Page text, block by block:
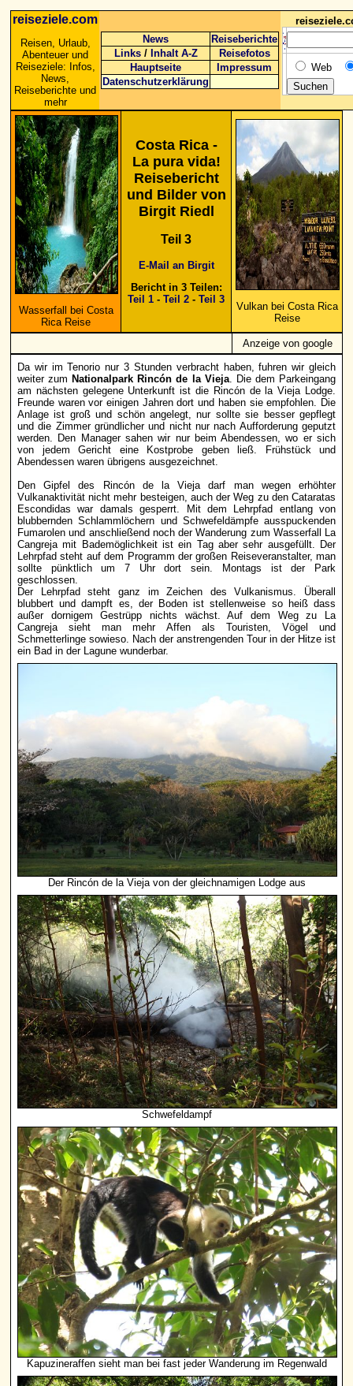
reiseziele.com
Reisen, Urlaub,
Abenteuer und
Reiseziele: Infos,
News,
Reiseberichte und
mehr
News
Reiseberichte
Links / Inhalt A-Z
Reisefotos
Hauptseite
Impressum
Datenschutzerklärung
Web
Wasserfall bei Costa
Rica Reise
Costa Rica -
La pura vida!
Reisebericht
und Bilder von
Birgit Riedl
Teil 3
E-Mail an Birgit
Bericht in 3 Teilen:
Teil 1 - Teil 2 - Teil 3
Vulkan bei Costa Rica
Reise
Anzeige von google
Da wir im Tenorio nur 3 Stunden verbracht haben, fuhren wir gleich
weiter zum Nationalpark Rincón de la Vieja. Die dem Parkeingang
am nächsten gelegene Unterkunft ist die Rincón de la Vieja Lodge.
Freunde waren vor einigen Jahren dort und haben sie empfohlen. Die
Anlage ist groß und schön angelegt, nur sollte sie besser gepflegt
und die Zimmer gründlicher und nicht nur nach Aufforderung geputzt
werden. Den Manager sahen wir nur beim Abendessen, wo er sich
von jedem Gericht eine Kostprobe geben ließ. Frühstück und
Abendessen waren übrigens ausgezeichnet.
Den Gipfel des Rincón de la Vieja darf man wegen erhöhter
Vulkanaktivität nicht mehr besteigen, auch der Weg zu den Cataratas
Escondidas war damals gesperrt. Mit dem Lehrpfad entlang von
blubbernden Schlammlöchern und Schwefeldämpfe ausspuckenden
Fumarolen und anschließend noch der Wanderung zum Wasserfall La
Cangreja mit Bademöglichkeit ist ein Tag aber sehr ausgefüllt. Der
Lehrpfad steht auf dem Programm der großen Reiseveranstalter, man
sollte pünktlich um 7 Uhr dort sein. Montags ist der Park
geschlossen.
Der Lehrpfad steht ganz im Zeichen des Vulkanismus. Überall
blubbert und dampft es, der Boden ist stellenweise so heiß dass
außer dornigem Gestrüpp nichts wächst. Auf dem Weg zu La
Cangreja sieht man mehr Affen als Touristen, Vögel und
Schmetterlinge sowieso. Nach der anstrengenden Tour in der Hitze ist
ein Bad in der Lagune wunderbar.
Der Rincón de la Vieja von der gleichnamigen Lodge aus
Schwefeldampf
Kapuzineraffen sieht man bei fast jeder Wanderung im Regenwald